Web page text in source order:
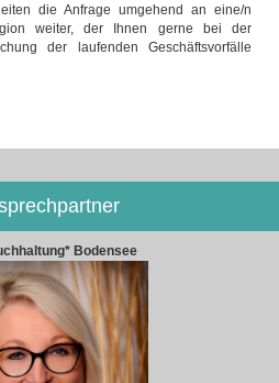
die Anfrage umgehend an eine/n
weiter, der Ihnen gerne bei der
der laufenden Geschäftsvorfälle
Bodensee